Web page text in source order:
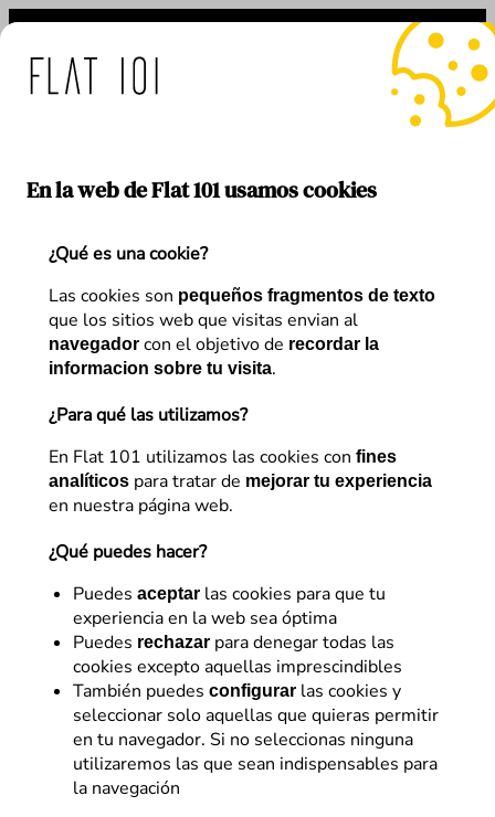
En la web de Flat 101 usamos cookies
¿Qué es una cookie?
Las cookies son pequeños fragmentos de texto
que los sitios web que visitas envian al
navegador con el objetivo de recordar la
informacion sobre tu visita.
¿Para qué las utilizamos?
En Flat 101 utilizamos las cookies con fines
analíticos para tratar de mejorar tu experiencia
en nuestra página web.
¿Qué puedes hacer?
Puedes aceptar las cookies para que tu
experiencia en la web sea óptima
Puedes rechazar para denegar todas las
cookies excepto aquellas imprescindibles
También puedes configurar las cookies y
seleccionar solo aquellas que quieras permitir
en tu navegador. Si no seleccionas ninguna
utilizaremos las que sean indispensables para
la navegación
Saltar
contenido
Autor:Juan Alberola
Ingeniero Informático | Analista Digital | CRO |
profesional prácticamente desde el principio en el
en el marketing digital. Experiencia que forman un
excelente tandem para afrontar proyectos online.
Artículos de Juan Alberola